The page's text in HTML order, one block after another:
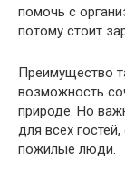
помочь с
потому стоит
Преимущество
возможность
природе. Но
для всех
пожилые люди.